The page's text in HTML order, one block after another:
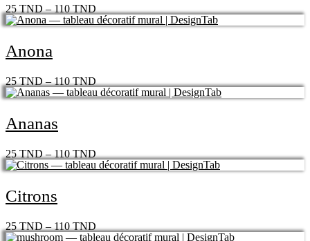
25TND–110TND
Anona
25TND–110TND
Ananas
25TND–110TND
Citrons
25TND–110TND